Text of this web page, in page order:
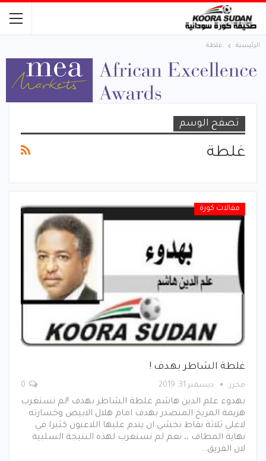
الرئيسية غلطة
تصفح الوسم
غلطة
مقالات كورة
غلطة الشاطر بهدف !
محرر ديسمبر 31, 2019
بهدوء علم الدين هاشم غلطة الشاطر بهدف !لم نستغرب
هزيمة المريخ المتصدر بهدف امام هلال الابيض وخسارته
لاغلي ثلاثة نقاط نخشي ان يندم عليها اللاعبون كثيرا في
نهاية المطاف ،، نعم لم نستغرب لهذه النتيجة السلبية
لان الفريق…